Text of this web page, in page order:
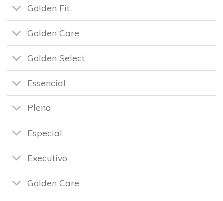
Golden Fit
Golden Care
Golden Select
Essencial
Plena
Especial
Executivo
Golden Care